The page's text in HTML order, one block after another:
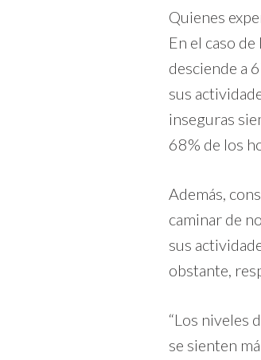
Quienes
En el caso
desciende a
sus
inseguras
68% de los
Además,
caminar de
sus
obstante,
“Los niveles
se sienten